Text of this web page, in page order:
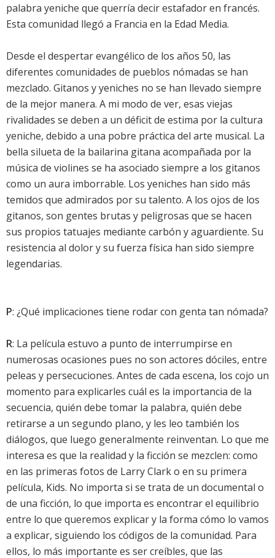
palabra yeniche que querría decir estafador en francés.
Esta comunidad llegó a Francia en la Edad Media.
Desde el despertar evangélico de los años 50, las
diferentes comunidades de pueblos nómadas se han
mezclado. Gitanos y yeniches no se han llevado siempre
de la mejor manera. A mi modo de ver, esas viejas
rivalidades se deben a un déficit de estima por la cultura
yeniche, debido a una pobre práctica del arte musical. La
bella silueta de la bailarina gitana acompañada por la
música de violines se ha asociado siempre a los gitanos
como un aura imborrable. Los yeniches han sido más
temidos que admirados por su talento. A los ojos de los
gitanos, son gentes brutas y peligrosas que se hacen
sus propios tatuajes mediante carbón y aguardiente. Su
resistencia al dolor y su fuerza física han sido siempre
legendarias.
P: ¿Qué implicaciones tiene rodar con genta tan nómada?
R: La película estuvo a punto de interrumpirse en
numerosas ocasiones pues no son actores dóciles, entre
peleas y persecuciones. Antes de cada escena, los cojo un
momento para explicarles cuál es la importancia de la
secuencia, quién debe tomar la palabra, quién debe
retirarse a un segundo plano, y les leo también los
diálogos, que luego generalmente reinventan. Lo que me
interesa es que la realidad y la ficción se mezclen: como
en las primeras fotos de Larry Clark o en su primera
película, Kids. No importa si se trata de un documental o
de una ficción, lo que importa es encontrar el equilibrio
entre lo que queremos explicar y la forma cómo lo vamos
a explicar, siguiendo los códigos de la comunidad. Para
ellos, lo más importante es ser creíbles, que las